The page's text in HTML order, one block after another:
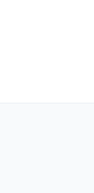
Saint-Cloud - 78170